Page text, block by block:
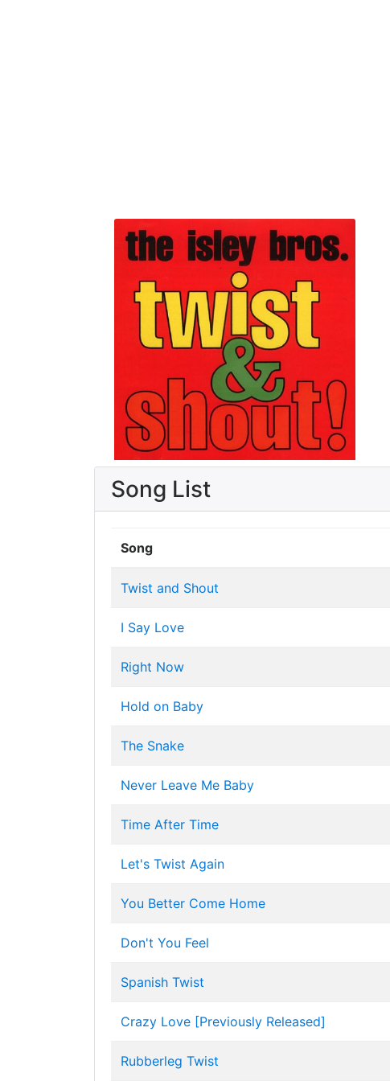
Song List
Song
Twist and Shout
I Say Love
Right Now
Hold on Baby
The Snake
Never Leave Me Baby
Time After Time
Let's Twist Again
You Better Come Home
Don't You Feel
Spanish Twist
Crazy Love [Previously Released]
Rubberleg Twist